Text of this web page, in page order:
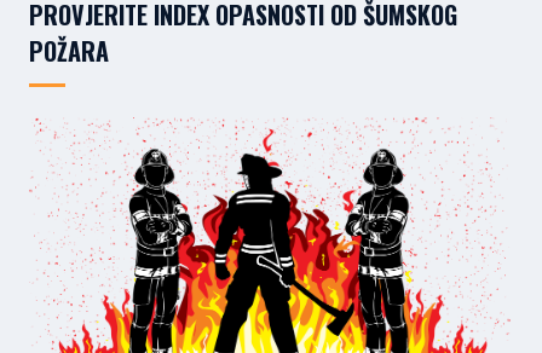
PROVJERITE INDEX OPASNOSTI OD ŠUMSKOG
POŽARA